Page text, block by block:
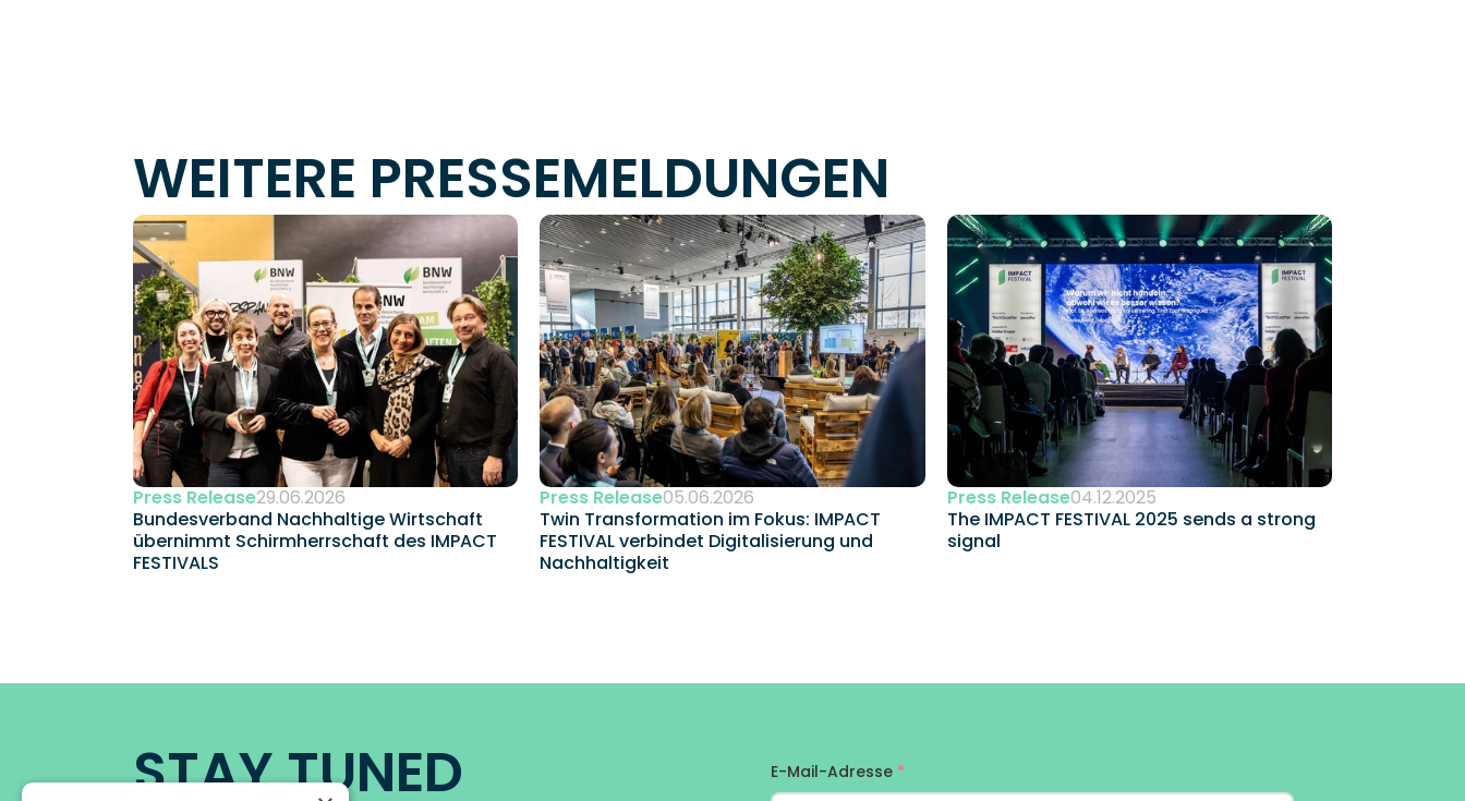
WEITERE PRESSEMELDUNGEN
Press Release29.06.2026
Bundesverband Nachhaltige Wirtschaft
übernimmt Schirmherrschaft des IMPACT
FESTIVALS
Press Release05.06.2026
Twin Transformation im Fokus: IMPACT
FESTIVAL verbindet Digitalisierung und
Nachhaltigkeit
Press Release04.12.2025
The IMPACT FESTIVAL 2025 sends a strong
signal
STAY TUNED